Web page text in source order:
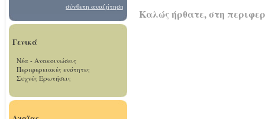
σύνθετη αναζήτηση
Γενικά
Νέα - Ανακοινώσεις
Περιφερειακές ενότητες
Συχνές Ερωτήσεις
Καλώς ήρθατε, στη